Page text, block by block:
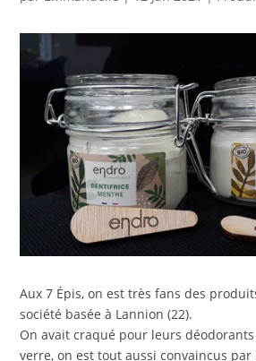
Aux 7 Épis, on est très fans des
société basée à Lannion (22).
On avait craqué pour leurs
verre, on est tout aussi convaincus